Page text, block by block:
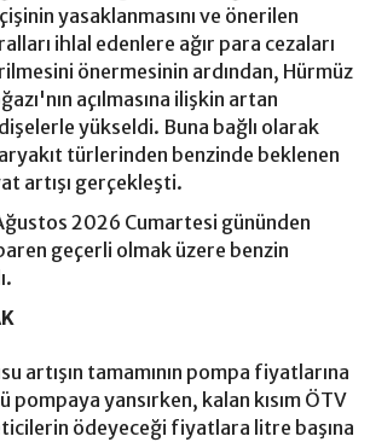
yasaklanmasını ve önerilen
ihlal edenlere ağır para cezaları
önermesinin ardından, Hürmüz
açılmasına ilişkin artan
yükseldi. Buna bağlı olarak
türlerinden benzinde beklenen
artışı gerçekleşti.
2026 Cumartesi gününden
geçerli olmak üzere benzin
artışın tamamının pompa fiyatlarına
pompaya yansırken, kalan kısım ÖTV
ödeyeceği fiyatlara litre başına